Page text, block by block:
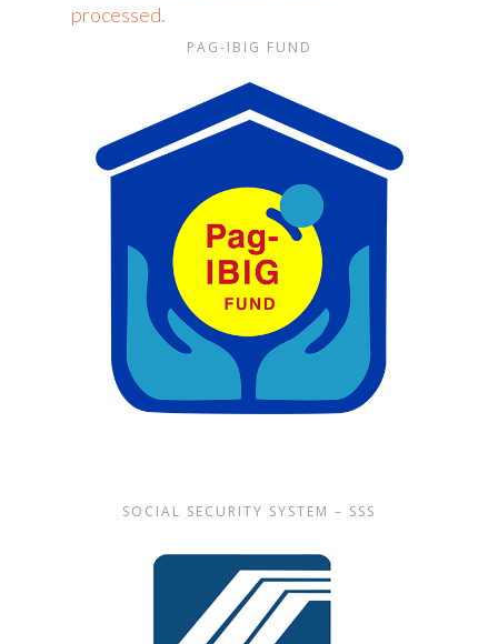
processed.
PAG-IBIG FUND
SOCIAL SECURITY SYSTEM – SSS